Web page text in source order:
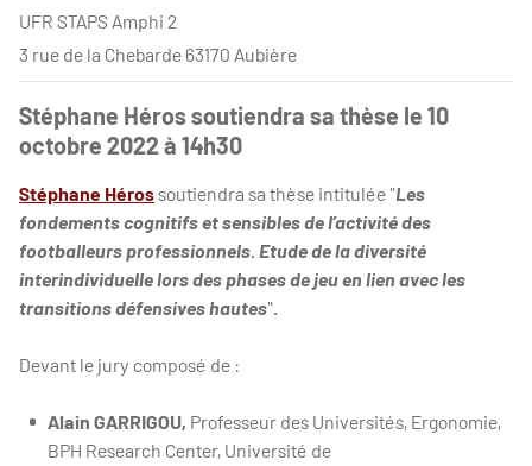
UFR STAPS Amphi 2
3 rue de la Chebarde 63170 Aubière
Stéphane Héros soutiendra sa thèse le 10
octobre 2022 à 14h30
Stéphane Hérossoutiendra sa thèse intitulée "Les
fondements cognitifs et sensibles de l’activité des
footballeurs professionnels. Etude de la diversité
interindividuelle lors des phases de jeu en lien avec les
transitions défensives hautes".
Devant le jury composé de :
Alain GARRIGOU, Professeur des Universités, Ergonomie,
BPH Research Center, Université de